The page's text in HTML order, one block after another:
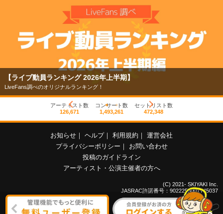
【ライブ動員ランキング 2026年上半期】
LiveFans調べのオリジナルランキング！
アーティスト数
126,671
コンサート数
1,493,261
セットリスト数
472,348
お知らせ ｜ ヘルプ｜ 利用規約 ｜ 運営会社
プライバシーポリシー ｜
お問い合わせ
投稿のガイドライン
アーティスト・公演主催者の方へ
(C) 2021- SKIYAKI Inc.
JASRAC許諾番号：9022255001Y45037